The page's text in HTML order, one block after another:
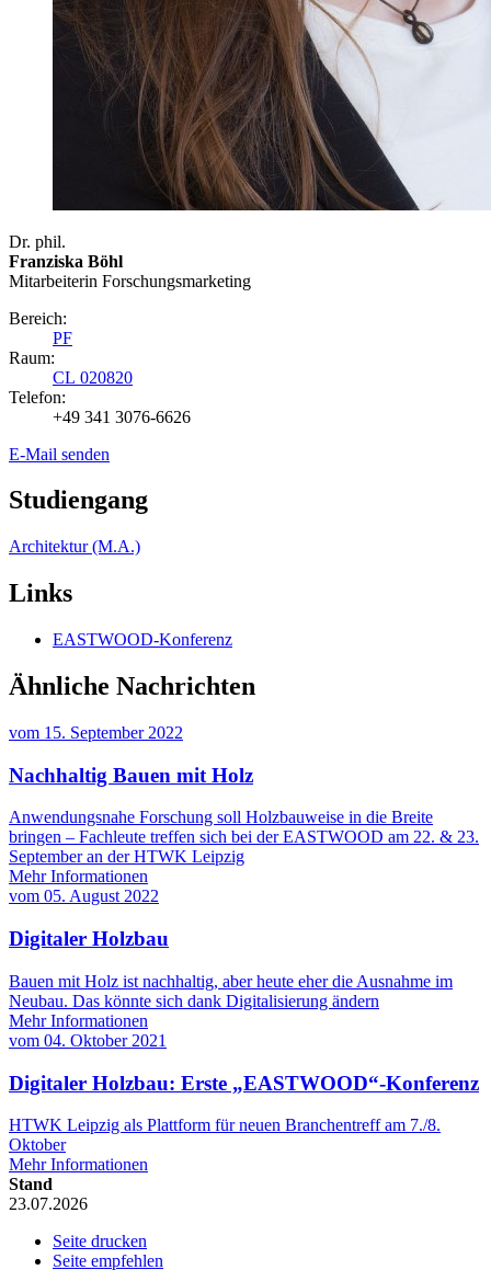
Dr. phil.
Franziska Böhl
Mitarbeiterin Forschungsmarketing
Bereich:
PF
Raum:
CL 020820
Telefon:
+49 341 3076-6626
E-Mail senden
Studiengang
Architektur (M.A.)
Links
EASTWOOD-Konferenz
Ähnliche Nachrichten
vom 15. September 2022
Nachhaltig Bauen mit Holz
Anwendungsnahe Forschung soll Holzbauweise in die Breite
bringen – Fachleute treffen sich bei der EASTWOOD am 22. & 23.
September an der HTWK Leipzig
Mehr Informationen
vom 05. August 2022
Digitaler Holzbau
Bauen mit Holz ist nachhaltig, aber heute eher die Ausnahme im
Neubau. Das könnte sich dank Digitalisierung ändern
Mehr Informationen
vom 04. Oktober 2021
Digitaler Holzbau: Erste „EASTWOOD“-Konferenz
HTWK Leipzig als Plattform für neuen Branchentreff am 7./8.
Oktober
Mehr Informationen
Stand
23.07.2026
Seite drucken
Seite empfehlen